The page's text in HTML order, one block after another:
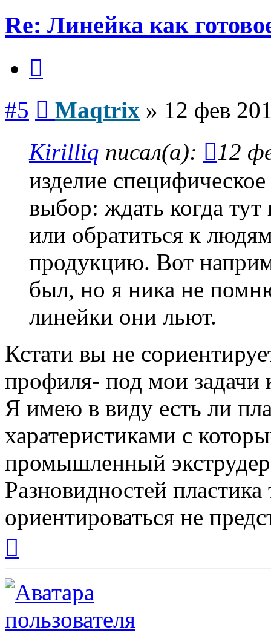
Re: Линейка как
#5 Maqtrix » 12 фев
Kirilliq писал(а):
12
изделие
выбор: ждать когда
или обратиться к
продукцию. Вот
был, но я ника не
линейки они льют.
Кстати вы не
профиля- под мои задачи
Я имею в виду есть ли
харатеристиками с
промышленный
Разновидностей
ориентироваться не
началу